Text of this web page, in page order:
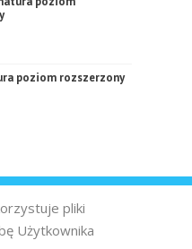
poziom rozszerzony
pliki
Użytkownika